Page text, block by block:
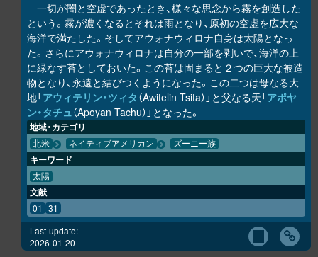
一切が闇と空虚であったとき、様々な思念から霧を創造した
という。霧が濃くなるとそれは雨となり、原初の空虚を広大な
海洋で満たした。そしてアウォナウィロナ自身は太陽となっ
た。さらにアウォナウィロナは自分の一部を剥いで、海洋の上
に緑なす苔としておいた。この苔は固まると２つの巨大な被造
物となり、永遠と結びつくようになった。この二つは母なる大
地「アウィテリン・ツィタ （Awitelin Tsita）」と父なる天「アポヤ
ン・タチュ（Apoyan Tachu）」となった。
地域・カテゴリ
北米 ネイティブアメリカン ズーニー族
キーワード
太陽
文献
01 31
Last-update:
2026-01-20